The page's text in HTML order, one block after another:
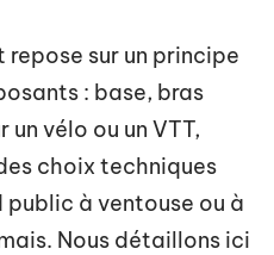
repose sur un principe
: base, bras
vélo ou un VTT,
choix techniques
à ventouse ou à
Nous détaillons ici